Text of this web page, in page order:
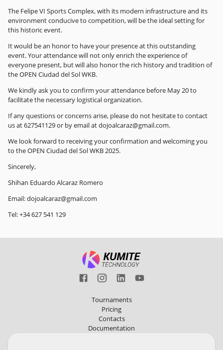
The Felipe VI Sports Complex, with its modern infrastructure and its
environment conducive to competition, will be the ideal setting for
this historic event.
It would be an honor to have your presence at this outstanding
event. Your attendance will not only enrich the experience of
everyone present, but will also honor the rich history and tradition of
the OPEN Ciudad del Sol WKB.
We kindly ask you to confirm your attendance before May 20 to
facilitate the necessary logistical organization.
If any questions or concerns arise, please do not hesitate to contact
us at 627541129 or by email at dojoalcaraz@gmail.com.
We look forward to receiving your confirmation and welcoming you
to the OPEN Ciudad del Sol WKB 2025.
Sincerely,
Shihan Eduardo Alcaraz Romero
Email: dojoalcaraz@gmail.com
Tel: +34 627 541 129
Tournaments
Pricing
Contacts
Documentation